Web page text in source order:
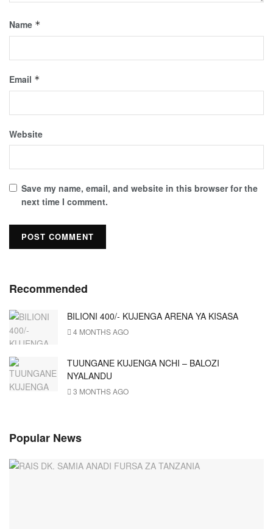
Name *
Email *
Website
Save my name, email, and website in this browser for the
next time I comment.
Recommended
BILIONI 400/- KUJENGA ARENA YA KISASA
4 MONTHS AGO
TUUNGANE KUJENGA NCHI – BALOZI
NYALANDU
3 MONTHS AGO
Popular News